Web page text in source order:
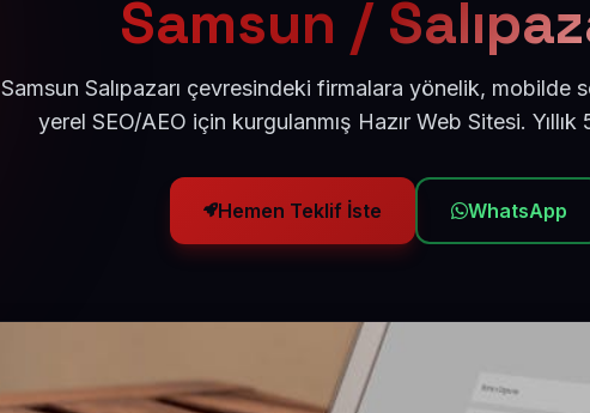
Samsun /
Samsun Salıpazarı çevresindeki firmalara yönelik, mobilde
yerel SEO/AEO için kurgulanmış Hazır Web Sitesi. Yıllık
Hemen Teklif İste WhatsApp